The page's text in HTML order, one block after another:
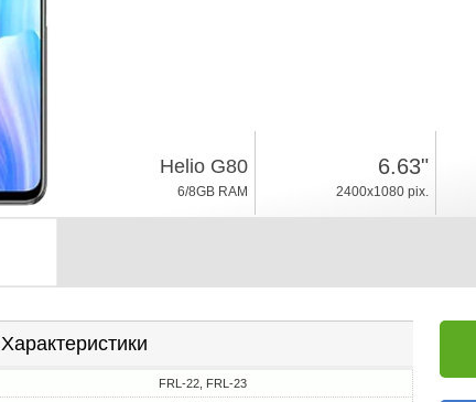
Helio G80
6/8GB RAM
6.63"
2400x1080 pix.
Характеристики
FRL-22, FRL-23